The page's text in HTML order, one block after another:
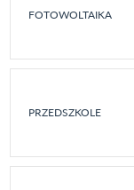
FOTOWOLTAIKA
PRZEDSZKOLE